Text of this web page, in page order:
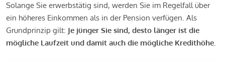
Solange Sie erwerbstätig sind, werden Sie im Regelfall über
ein höheres Einkommen als in der Pension verfügen. Als
Grundprinzip gilt: Je jünger Sie sind, desto länger ist die
mögliche Laufzeit und damit auch die mögliche Kredithöhe.